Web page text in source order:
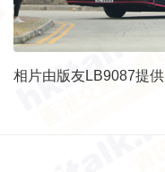
相片由版友LB9087提供